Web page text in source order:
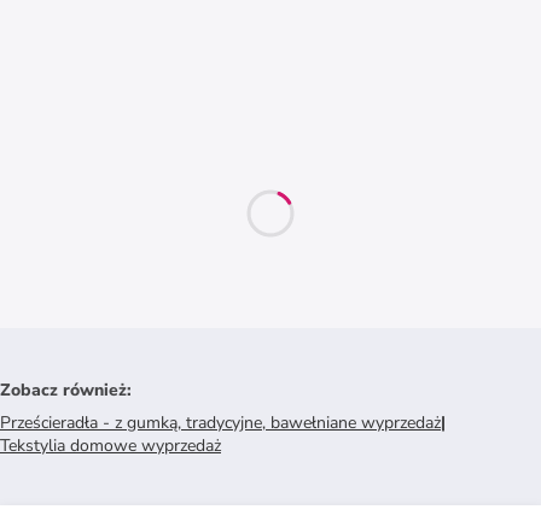
Zobacz również:
Prześcieradła - z gumką, tradycyjne, bawełniane wyprzedaż|
Tekstylia domowe wyprzedaż